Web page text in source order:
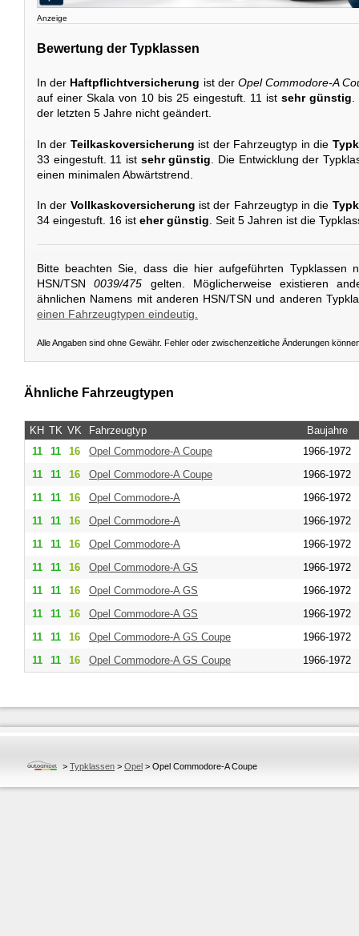
Anzeige
Bewertung der Typklassen
In der Haftpflichtversicherung ist der Opel Commodore-A
auf einer Skala von 10 bis 25 eingestuft. 11 ist sehr günstig
der letzten 5 Jahre nicht geändert.
In der Teilkaskoversicherung ist der Fahrzeugtyp in die
33 eingestuft. 11 ist sehr günstig . Die Entwicklung der
einen minimalen Abwärtstrend.
In der Vollkaskoversicherung ist der Fahrzeugtyp in die
34 eingestuft. 16 ist eher günstig. Seit 5 Jahren ist die
Bitte beachten Sie, dass die hier aufgeführten Typklassen
HSN/TSN0039/475 gelten. Möglicherweise existieren
ähnlichen Namens mit anderen HSN/TSN und anderen
einen Fahrzeugtypen eindeutig.
Alle Angaben sind ohne Gewähr. Fehler oder zwischenzeitliche Änderungen
Ähnliche Fahrzeugtypen
KH TK VK Fahrzeugtyp
Baujahre
11
11 16 Opel Commodore-A Coupe
1966-1972
11
11 16 Opel Commodore-A Coupe
1966-1972
11
11 16 Opel Commodore-A
1966-1972
11
11 16 Opel Commodore-A
1966-1972
11
11 16 Opel Commodore-A
1966-1972
11
11 16 Opel Commodore-A GS
1966-1972
11
11 16 Opel Commodore-A GS
1966-1972
11
11 16 Opel Commodore-A GS
1966-1972
11
11 16 Opel Commodore-A GS Coupe
1966-1972
11
11 16 Opel Commodore-A GS Coupe 1966-1972
> Typklassen > Opel > Opel Commodore-A Coupe